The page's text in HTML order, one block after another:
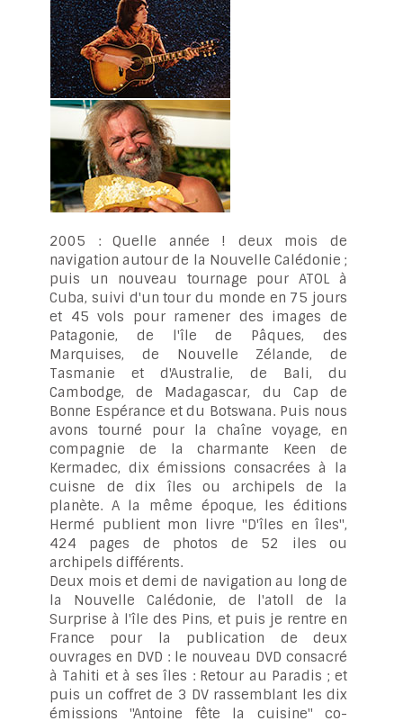
2005 : Quelle année ! deux mois de
navigation autour de la Nouvelle Calédonie ;
puis un nouveau tournage pour ATOL à
Cuba, suivi d'un tour du monde en 75 jours
et 45 vols pour ramener des images de
Patagonie, de l'île de Pâques, des
Marquises, de Nouvelle Zélande, de
Tasmanie et d'Australie, de Bali, du
Cambodge, de Madagascar, du Cap de
Bonne Espérance et du Botswana. Puis nous
avons tourné pour la chaîne voyage, en
compagnie de la charmante Keen de
Kermadec, dix émissions consacrées à la
cuisne de dix îles ou archipels de la
planète. A la même époque, les éditions
Hermé publient mon livre "D'îles en îles",
424 pages de photos de 52 iles ou
archipels différents.
Deux mois et demi de navigation au long de
la Nouvelle Calédonie, de l'atoll de la
Surprise à l'île des Pins, et puis je rentre en
France pour la publication de deux
ouvrages en DVD : le nouveau DVD consacré
à Tahiti et à ses îles : Retour au Paradis ; et
puis un coffret de 3 DV rassemblant les dix
émissions "Antoine fête la cuisine" co-